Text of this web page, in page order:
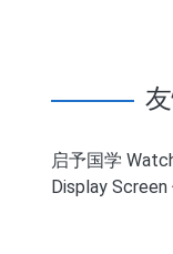
启予国学
Display Screen